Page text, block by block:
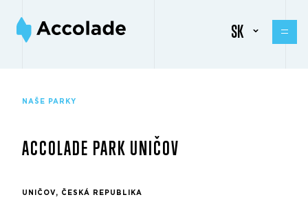
SK
NAŠE PARKY
ACCOLADE PARK UNIČOV
UNIČOV, ČESKÁ REPUBLIKA